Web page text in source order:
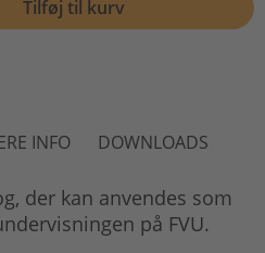
Tilføj til kurv
INFO DOWNLOADS
der kan anvendes som
på FVU.